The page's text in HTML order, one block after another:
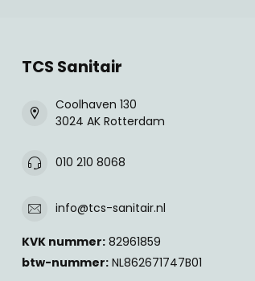
TCS Sanitair
Coolhaven 130
3024 AK Rotterdam
010 210 8068
info@tcs-sanitair.nl
KVK nummer: 82961859
btw-nummer: NL862671747B01